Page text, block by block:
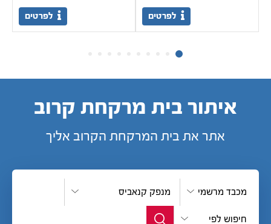
לפרטים
שילוב אופטימלי של 9 זנים
של חיידקים פרוביוטיים, אשר
נחקרו קלינית. פרוביוטיקה
בהריון, מניקות, אנשים
שנוטלים תרופות מרשם
לפני השימוש.
לפרטים
איתור בית מרקחת קרוב
אתר את בית המרקחת הקרוב אליך
מכבד מרשמי מנפק קנאביס
חיפוש לפי